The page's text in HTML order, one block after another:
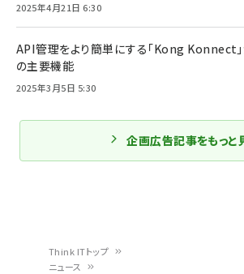
Think ITトップ
ニュース
2025年4月21日 6:30
API管理をより簡単にする「Kong Konnect
の主要機能
2025年3月5日 5:30
企画広告記事をもっと